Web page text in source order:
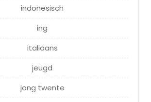
indonesisch
ing
italiaans
jeugd
jong twente